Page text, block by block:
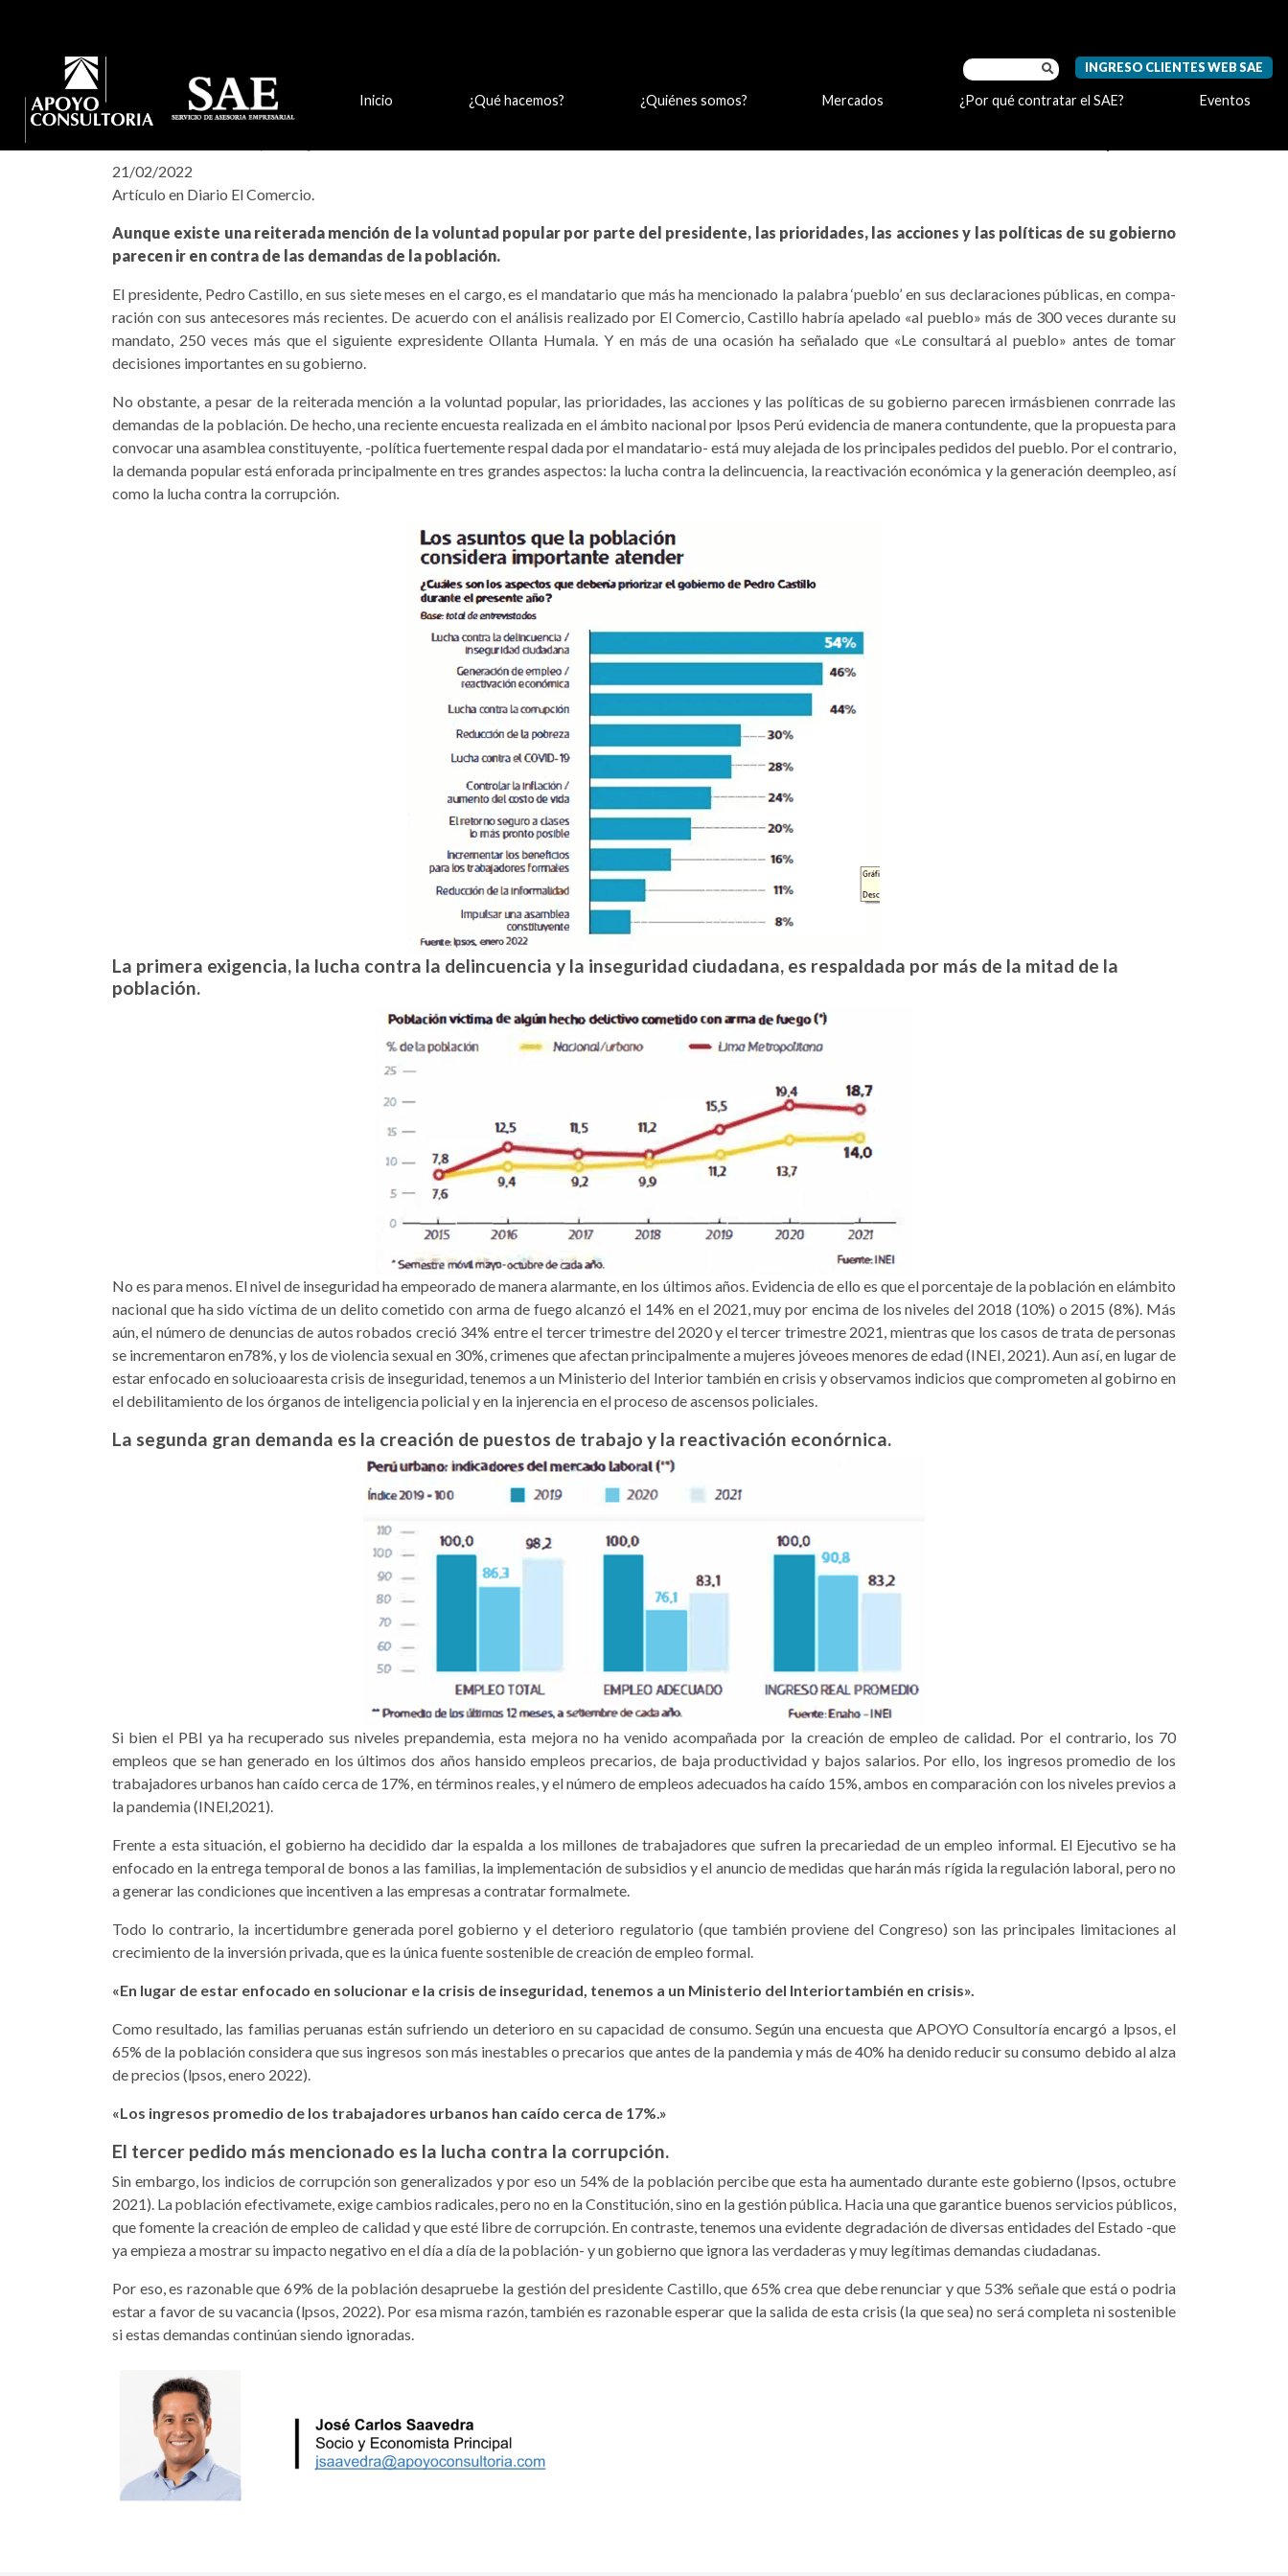
INGRESO CLIENTES WEB SAE
Inicio ¿Qué hacemos? ¿Quiénes somos? Mercados ¿Por qué contratar el SAE? Eventos
21/02/2022
Artículo en Diario El Comercio.
Aunque existe una reiterada mención de la voluntad popular por parte del presidente, las prioridades, las acciones y las políticas de su gobierno
parecen ir en contra de las demandas de la población.
El presidente, Pedro Casti­llo, en sus siete meses en el cargo, es el mandatario que más ha mencionado la pala­bra ‘pueblo’ en sus declara­ciones públicas, en compa­
ración con sus antecesores más recientes. De acuerdo con el análisis realizado por El Comercio, Castillo habría apelado «al pueblo» más de 300 veces durante su
mandato, 250 veces más que el siguiente expresi­dente Ollanta Humala. Y en más de una ocasión ha se­ñalado que «Le consultará al pueblo» antes de tomar
decisiones importantes en su gobierno.
No obstante, a pesar de la reiterada mención a la voluntad popular, las prioridades, las acciones y las políti­cas de su gobierno parecen irmásbienen conrrade las
demandas de la población. De hecho, una reciente en­cuesta realizada en el ám­bito nacional por lpsos Perú evidencia de manera con­tundente, que la propuesta para
convocar una asam­blea constituyente, -políti­ca fuertemente respal da­da por el mandatario- está muy alejada de los princi­pales pedidos del pueblo. Por el contrario,
la demanda popular está enforada prin­cipalmente en tres grandes aspectos: la lucha contra la delincuencia, la reactiva­ción económica y la generación deempleo, así
como la lucha contra la corrupción.
La primera exigencia, la lucha contra la delincuencia y la inseguridad ciudadana, es respaldada por más de la mitad de la
población.
No es para menos. El nivel de inseguridad ha empeora­do de manera alarmante, en los últimos años. Evidencia de ello es que el porcentaje de la población en elámbito
nacional que ha sido vícti­ma de un delito cometido con arma de fuego alcanzó el 14% en el 2021, muy por encima de los niveles del 2018 (10%) o 2015 (8%). Más
aún, el número de de­nuncias de autos robados creció 34% entre el tercer trimestre del 2020 y el tercer trimestre 2021, mientras que los casos de trata de personas
se incrementaron en78%, y los de violencia sexual en 30%, crimenes que afectan principalmente a mujeres jóveoes menores de edad (INEI, 2021). Aun así, en lugar de
estar enfocado en solucioaaresta crisis de inseguridad, tenemos a un Ministerio del Interior también en crisis y observamos indicios que comprometen al gobirno en
el de­bilitamiento de los órganos de inteligencia policial y en la injerencia en el proceso de ascensos policiales.
La segunda gran demanda es la creación de puestos de trabajo y la reactivación econórnica.
Si bien el PBl ya ha recuperado sus niveles prepandemia, esta mejora no ha venido acompañada por la creación de empleo de calidad. Por el contrario, los 70
empleos que se han generado en los últimos dos años hansido empleos precarios, de baja productividad y bajos salarios. Por ello, los ingresos promedio de los
trabajadores urbanos han caído cerca de 17%, en términos reales, y el número de empleos ade­cuados ha caído 15%, ambos en comparación con los ni­veles previos a
la pandemia (INEl,2021).
Frente a esta situación, el gobierno ha decidido dar la espalda a los millones de trabajadores que sufren la precariedad de un empleo informal. El Ejecutivo se ha
enfocado en la entrega tem­poral de bonos a las familias, la implementación de subsidios y el anuncio de medidas que harán más rígida la re­gulación laboral, pero no
a generar las condiciones que incentiven a las empresas a contratar formalmete.
Todo lo contrario, la in­certidumbre generada porel gobierno y el deterioro re­gulatorio (que también proviene del Congreso) son las principales limitaciones al
crecimiento de la inversión privada, que es la única fuente sostenible de creación de empleo formal.
«En lugar de estar enfocado en solucionar e la crisis de inseguridad, tenemos a un Ministerio del lnteriortambién en crisis».
Como resultado, las fa­milias peruanas están su­friendo un deterioro en su capacidad de consumo. Se­gún una encuesta que APOYO Consultoría encargó a lpsos, el
65% de la población considera que sus ingresos son más inestables o preca­rios que antes de la pande­mia y más de 40% ha denido reducir su consumo debido al alza
de precios (lpsos, enero 2022).
«Los ingresos promedio de los trabajadores urbanos han caído cerca de 17%.»
El tercer pedido más mencionado es la lucha contra la corrupción.
Sin embargo, los indicios de corrupción son generalizados y por eso un 54% de la población percibe que esta ha aumentado durante este gobierno (Ipsos, octubre
2021). La población efecti­vamete, exige cambios ra­dicales, pero no en la Constitución, sino en la gestión pública. Hacia una que ga­rantice buenos servicios pú­blicos,
que fomente la crea­ción de empleo de calidad y que esté libre de corrupción. En contraste, tenemos una evidente degradación de diversas entidades del Estado -que
ya empieza a mostrar su impacto negativo en el día a día de la población- y un gobierno que ignora las verdaderas y muy legítimas demandas ciudadanas.
Por eso, es razonable que 69% de la población desa­pruebe la gestión del presidente Castillo, que 65% crea que debe renunciar y que 53% señale que está o podria
estar a favor de su vacancia (lpsos, 2022). Por esa mis­ma razón, también es razonable esperar que la salida de esta crisis (la que sea) no será completa ni sostenible
si estas demandas continúan siendo ignoradas.